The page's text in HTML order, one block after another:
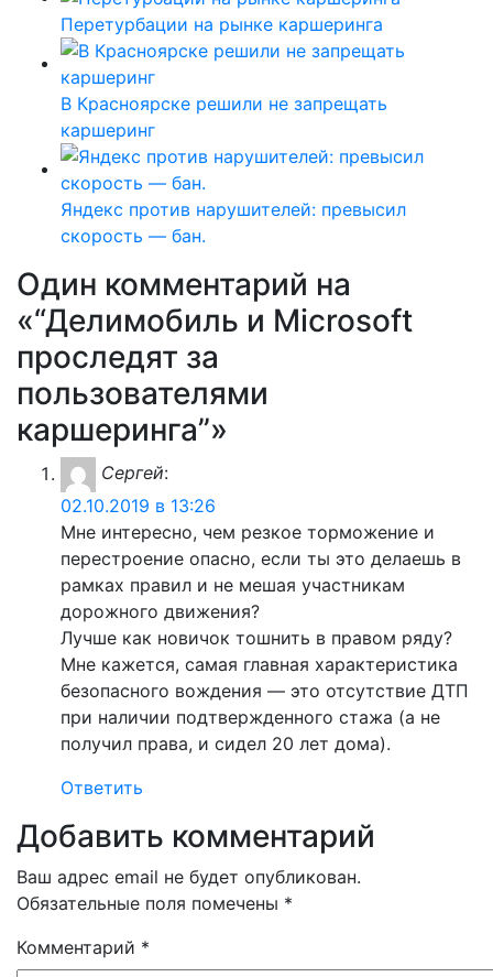
Перетурбации на рынке каршеринга
В Красноярске решили не запрещать
каршеринг
Яндекс против нарушителей: превысил
скорость — бан.
Один комментарий на
«“Делимобиль и Microsoft
проследят за
пользователями
каршеринга”»
Сергей:
02.10.2019 в 13:26
Мне интересно, чем резкое торможение и
перестроение опасно, если ты это делаешь в
рамках правил и не мешая участникам
дорожного движения?
Лучше как новичок тошнить в правом ряду?
Мне кажется, самая главная характеристика
безопасного вождения — это отсутствие ДТП
при наличии подтвержденного стажа (а не
получил права, и сидел 20 лет дома).
Ответить
Добавить комментарий
Ваш адрес email не будет опубликован.
Обязательные поля помечены *
Комментарий *